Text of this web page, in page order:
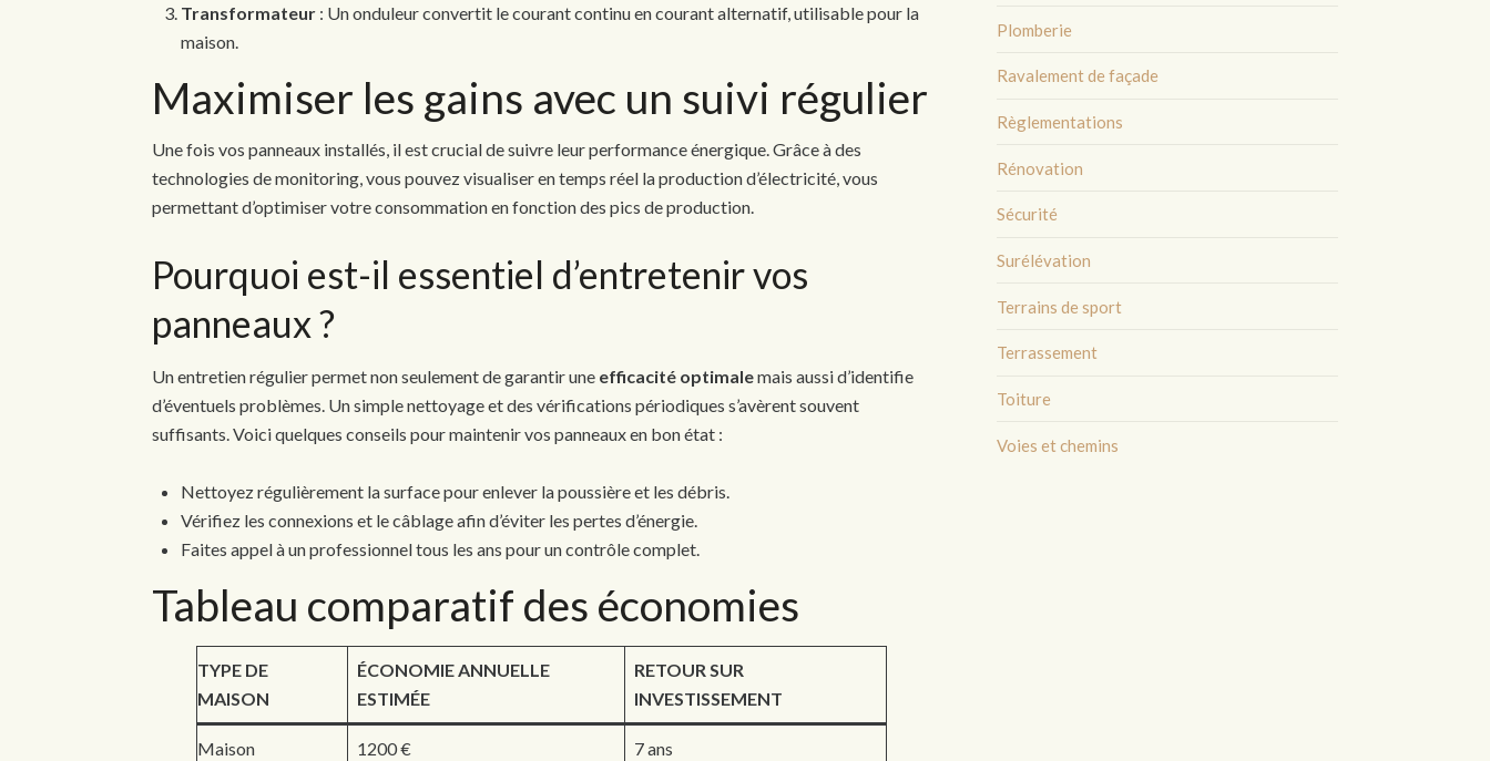
Transformateur : Un onduleur convertit le courant continu en courant alternatif, utilisable pour la
maison.
Maximiser les gains avec un suivi régulier
Une fois vos panneaux installés, il est crucial de suivre leur performance énergique. Grâce à des
technologies de monitoring, vous pouvez visualiser en temps réel la production d’électricité, vous
permettant d’optimiser votre consommation en fonction des pics de production.
Pourquoi est-il essentiel d’entretenir vos
panneaux ?
Un entretien régulier permet non seulement de garantir une efficacité optimalemais aussi d’identifie
d’éventuels problèmes. Un simple nettoyage et des vérifications périodiques s’avèrent souvent
suffisants. Voici quelques conseils pour maintenir vos panneaux en bon état :
Nettoyez régulièrement la surface pour enlever la poussière et les débris.
Vérifiez les connexions et le câblage afin d’éviter les pertes d’énergie.
Faites appel à un professionnel tous les ans pour un contrôle complet.
Tableau comparatif des économies
TYPE DE
MAISON
ÉCONOMIE ANNUELLE
ESTIMÉE
RETOUR SUR
INVESTISSEMENT
Maison
1200 € 7 ans
Plomberie
Ravalement de façade
Règlementations
Rénovation
Sécurité
Surélévation
Terrains de sport
Terrassement
Toiture
Voies et chemins